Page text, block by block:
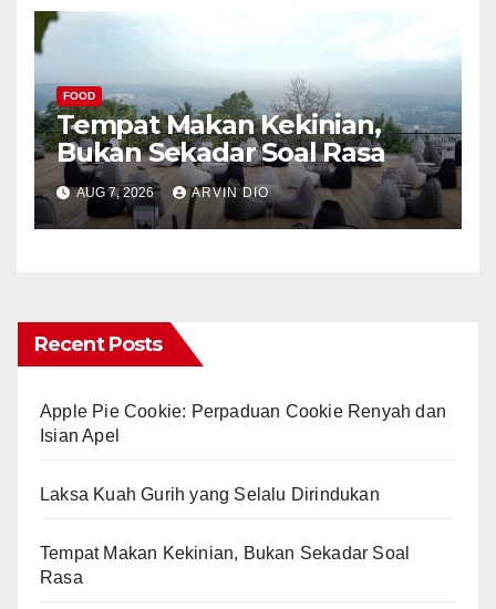
FOOD
Tempat Makan Kekinian,
Bukan Sekadar Soal Rasa
AUG 7, 2026 ARVIN DIO
Recent Posts
Apple Pie Cookie: Perpaduan Cookie Renyah dan
Isian Apel
Laksa Kuah Gurih yang Selalu Dirindukan
Tempat Makan Kekinian, Bukan Sekadar Soal
Rasa